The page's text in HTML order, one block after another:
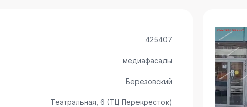
425407
медиафасады
Березовский
Театральная, 6 (ТЦ Перекресток)